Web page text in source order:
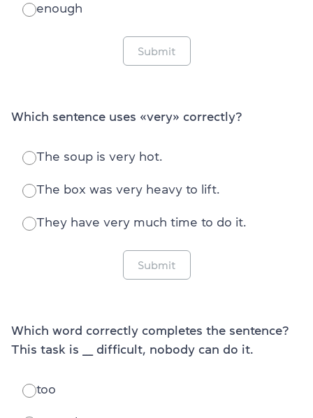
enough
Submit
Which sentence uses «very» correctly?
The soup is very hot.
The box was very heavy to lift.
They have very much time to do it.
Submit
Which word correctly completes the sentence?
This task is ___ difficult, nobody can do it.
too